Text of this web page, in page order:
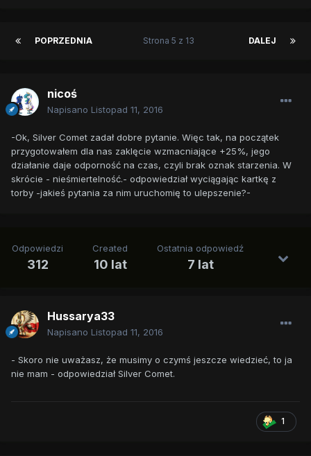
POPRZEDNIA DALEJ
Strona 5 z 13
nicoś
Napisano Listopad 11, 2016
-Ok, Silver Comet zadał dobre pytanie. Więc tak, na początek
przygotowałem dla nas zaklęcie wzmacniające +25%, jego
działanie daje odporność na czas, czyli brak oznak starzenia. W
skrócie - nieśmiertelność.- odpowiedział wyciągając kartkę z
torby -jakieś pytania za nim uruchomię to ulepszenie?-
Odpowiedzi
312
Created
10 lat
Ostatnia odpowiedź
7 lat
Hussarya33
Napisano Listopad 11, 2016
- Skoro nie uważasz, że musimy o czymś jeszcze wiedzieć, to ja
nie mam - odpowiedział Silver Comet.
1